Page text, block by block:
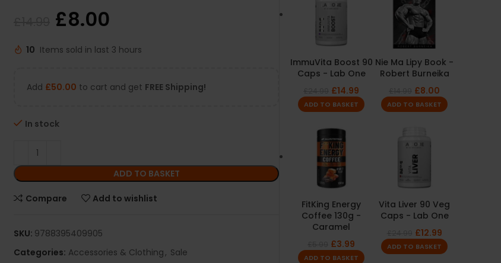
£8.00
10 Items sold in last 3 hours
Add £50.00 to cart and get FREE Shipping!
In stock
ADD TO BASKET
Compare Add to wishlist
SKU: 9788395409905
Categories: Accessories & Clothing, Sale
ImmuVita Boost 90
Caps - Lab One
£14.99
ADD TO BASKET
Nie Ma Lipy Book -
Robert Burneika
£8.00
ADD TO BASKET
FitKing Energy
Coffee 130g -
Caramel
£3.99
ADD TO BASKET
Vita Liver 90 Veg
Caps - Lab One
£12.99
ADD TO BASKET